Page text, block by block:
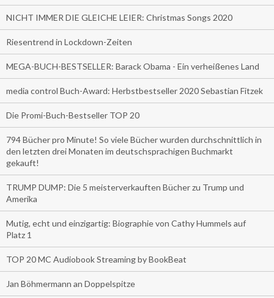
NICHT IMMER DIE GLEICHE LEIER: Christmas Songs 2020
Riesentrend in Lockdown-Zeiten
MEGA-BUCH-BESTSELLER: Barack Obama - Ein verheißenes Land
media control Buch-Award: Herbstbestseller 2020 Sebastian Fitzek
Die Promi-Buch-Bestseller TOP 20
794 Bücher pro Minute! So viele Bücher wurden durchschnittlich in
den letzten drei Monaten im deutschsprachigen Buchmarkt
gekauft!
TRUMP DUMP: Die 5 meisterverkauften Bücher zu Trump und
Amerika
Mutig, echt und einzigartig: Biographie von Cathy Hummels auf
Platz 1
TOP 20 MC Audiobook Streaming by BookBeat
Jan Böhmermann an Doppelspitze